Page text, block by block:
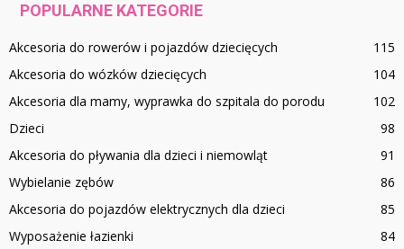
POPULARNE KATEGORIE
Akcesoria do rowerów i pojazdów dziecięcych
115
Akcesoria do wózków dziecięcych
104
Akcesoria dla mamy, wyprawka do szpitala do porodu
102
Dzieci
98
Akcesoria do pływania dla dzieci i niemowląt
91
Wybielanie zębów
86
Akcesoria do pojazdów elektrycznych dla dzieci
85
Wyposażenie łazienki
84